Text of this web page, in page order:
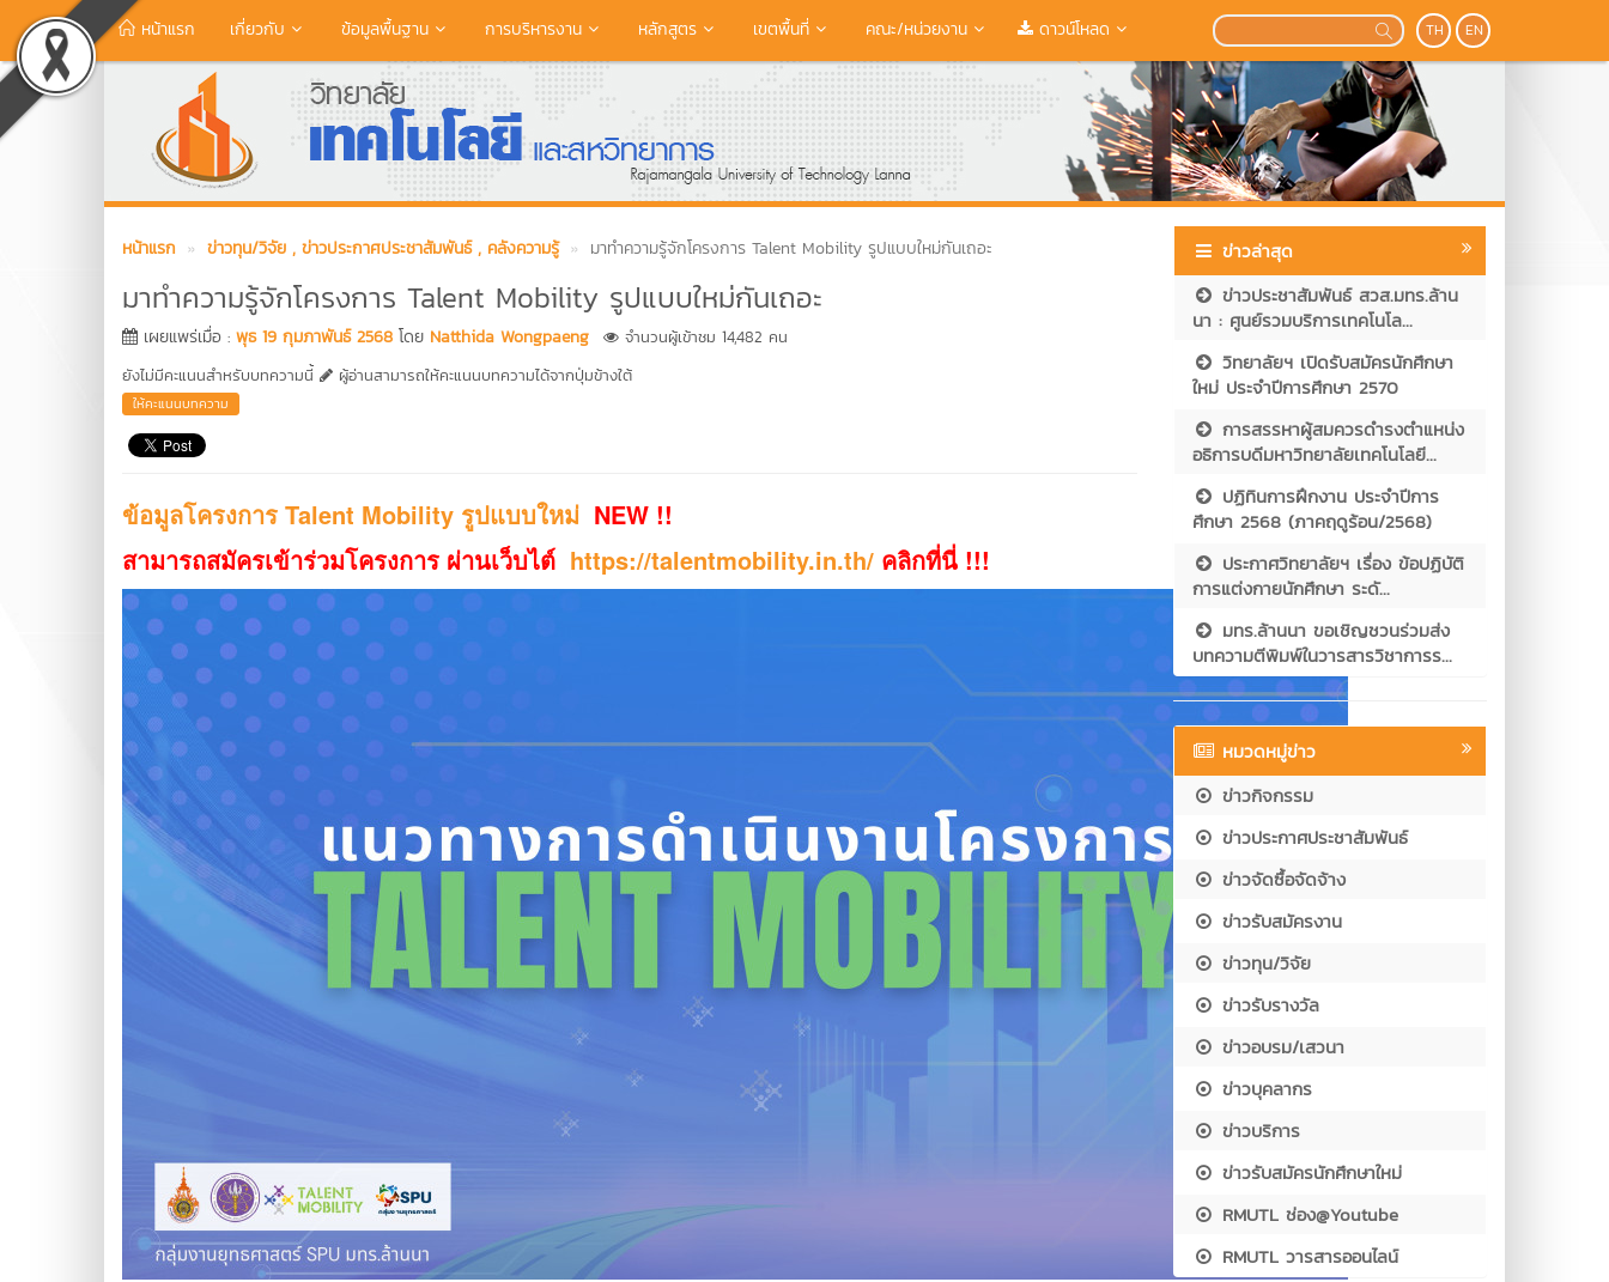
หน้าแรก เกี่ยวกับ ข้อมูลพื้นฐาน การบริหารงาน หลักสูตร เขตพื้นที่ คณะ/หน่วยงาน ดาวน์โหลด TH EN
หน้าแรก ข่าวทุน/วิจัย , ข่าวประกาศประชาสัมพันธ์ , คลังความรู้ มาทำความรู้จักโครงการ Talent Mobility รูปแบบใหม่กันเถอะ
มาทำความรู้จักโครงการ Talent Mobility รูปแบบใหม่กันเถอะ
เผยแพร่เมื่อ : พุธ 19 กุมภาพันธ์ 2568 โดย Natthida Wongpaeng
จำนวนผู้เข้าชม 14,482 คน
ยังไม่มีคะแนนสำหรับบทความนี้
ผู้อ่านสามารถให้คะแนนบทความได้จากปุ่มข้างใต้
ให้คะแนนบทความ
ข้อมูลโครงการ Talent Mobility รูปแบบใหม่ NEW !!
สามารถสมัครเข้าร่วมโครงการ ผ่านเว็บไต์ https://talentmobility.in.th/ คลิกที่นี่ !!!
ข่าวล่าสุด
ข่าวประชาสัมพันธ์ สวส.มทร.ล้าน
นา : ศูนย์รวมบริการเทคโนโล...
วิทยาลัยฯ เปิดรับสมัครนักศึกษา
ใหม่ ประจำปีการศึกษา 2570
การสรรหาผู้สมควรดำรงตำแหน่ง
อธิการบดีมหาวิทยาลัยเทคโนโลยี...
ปฏิทินการฝึกงาน ประจำปีการ
ศึกษา 2568 (ภาคฤดูร้อน/2568)
ประกาศวิทยาลัยฯ เรื่อง ข้อปฏิบัติ
การแต่งกายนักศึกษา ระดั...
มทร.ล้านนา ขอเชิญชวนร่วมส่ง
บทความตีพิมพ์ในวารสารวิชาการร...
หมวดหมู่ข่าว
ข่าวกิจกรรม
ข่าวประกาศประชาสัมพันธ์
ข่าวจัดซื้อจัดจ้าง
ข่าวรับสมัครงาน
ข่าวทุน/วิจัย
ข่าวรับรางวัล
ข่าวอบรม/เสวนา
ข่าวบุคลากร
ข่าวบริการ
ข่าวรับสมัครนักศึกษาใหม่
RMUTL ช่อง@Youtube
RMUTL วารสารออนไลน์